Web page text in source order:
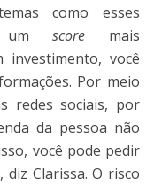
como esses
umscore mais
investimento, você
Por meio
redes sociais, por
da pessoa não
você pode pedir
diz Clarissa. O risco